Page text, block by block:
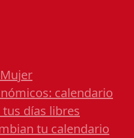
calendario
días libres
tu calendario